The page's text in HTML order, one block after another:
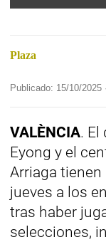
Plaza
Publicado: 15/10/2025 ·
VALÈNCIA. El
Eyong y el
Arriaga
jueves a los
tras haber
selecciones,